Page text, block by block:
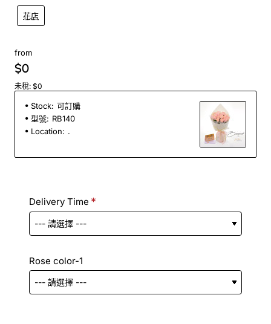
花店
from
$0
未稅: $0
Stock: 可訂購
型號: RB140
Location: .
Delivery Time
Rose color-1